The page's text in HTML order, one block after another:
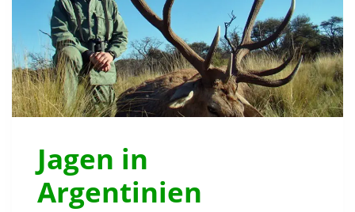
Jagen in
Argentinien